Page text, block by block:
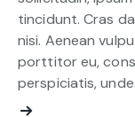
tincidunt. Cras
nisi. Aenean
porttitor eu,
perspiciatis,